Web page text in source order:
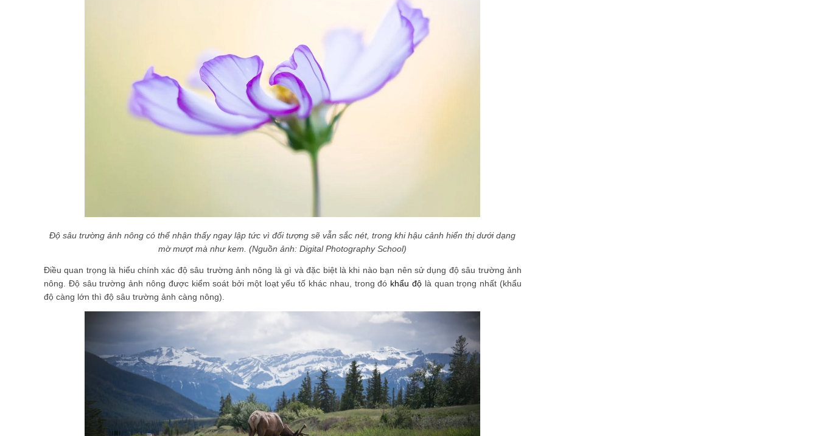
Độ sâu trường ảnh nông có thể nhận thấy ngay lập tức vì đối tượng sẽ vẫn sắc nét, trong khi hậu cảnh hiển thị dưới dạng
mờ mượt mà như kem. (Nguồn ảnh: Digital Photography School)
Điều quan trọng là hiểu chính xác độ sâu trường ảnh nông là gì và đặc biệt là khi nào bạn nên sử dụng độ sâu trường ảnh
nông. Độ sâu trường ảnh nông được kiểm soát bởi một loạt yếu tố khác nhau, trong đó khẩu độ là quan trọng nhất (khẩu
độ càng lớn thì độ sâu trường ảnh càng nông).